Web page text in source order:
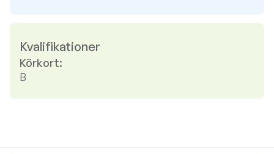
Kvalifikationer
Körkort:
B